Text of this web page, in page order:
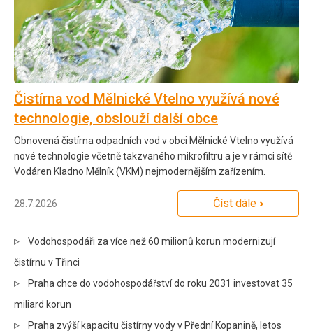
Čistírna vod Mělnické Vtelno využívá nové
technologie, obslouží další obce
Obnovená čistírna odpadních vod v obci Mělnické Vtelno využívá
nové technologie včetně takzvaného mikrofiltru a je v rámci sítě
Vodáren Kladno Mělník (VKM) nejmodernějším zařízením.
28.7.2026 Číst dále
Vodohospodáři za více než 60 milionů korun modernizují
čistírnu v Třinci
Praha chce do vodohospodářství do roku 2031 investovat 35
miliard korun
Praha zvýší kapacitu čistírny vody v Přední Kopanině, letos